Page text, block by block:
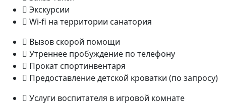
Экскурсии
Wi-fi на территории санатория
Вызов скорой помощи
Утреннее пробуждение по телефону
Прокат спортинвентаря
Предоставление детской кроватки (по запросу)
Услуги воспитателя в игровой комнате